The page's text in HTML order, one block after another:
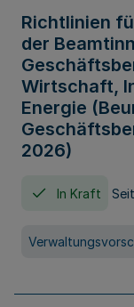
Richtlinien
der
Wirtschaft,
Energie
2026)
In Kraft